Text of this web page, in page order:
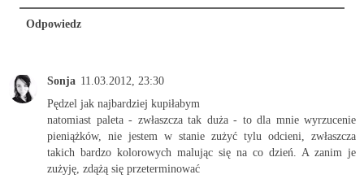
Odpowiedz
Sonja 11.03.2012, 23:30
Pędzel jak najbardziej kupiłabym
natomiast paleta - zwłaszcza tak duża - to dla mnie wyrzucenie
pieniążków, nie jestem w stanie zużyć tylu odcieni, zwłaszcza
takich bardzo kolorowych malując się na co dzień. A zanim je
zużyję, zdążą się przeterminować